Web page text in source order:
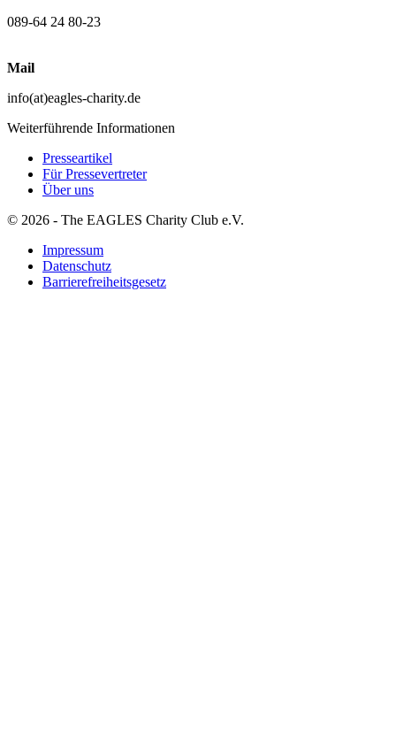
089-64 24 80-23
Mail
info(at)eagles-charity.de
Weiterführende Informationen
Presseartikel
Für Pressevertreter
Über uns
© 2026 - The EAGLES Charity Club e.V.
Impressum
Datenschutz
Barrierefreiheitsgesetz